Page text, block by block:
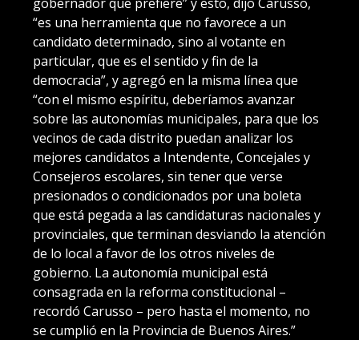
“es una herramienta que no favorece a un
candidato determinado, sino al votante en
particular, que es el sentido y fin de la
democracia”, y agregó en la misma línea que
“con el mismo espíritu, deberíamos avanzar
sobre las autonomías municipales, para que los
vecinos de cada distrito puedan analizar los
mejores candidatos a Intendente, Concejales y
Consejeros escolares, sin tener que verse
presionados o condicionados por una boleta
que está pegada a las candidaturas nacionales y
provinciales, que terminan desviando la atención
de lo local a favor de los otros niveles de
gobierno. La autonomía municipal está
consagrada en la reforma constitucional –
recordó Carusso – pero hasta el momento, no
se cumplió en la Provincia de Buenos Aires.”